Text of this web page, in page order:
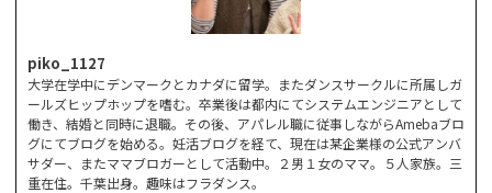
piko_1127
大学在学中にデンマークとカナダに留学。またダンスサークルに所属しガ
ールズヒップホップを嗜む。卒業後は都内にてシステムエンジニアとして
働き、結婚と同時に退職。その後、アパレル職に従事しながらAmebaブロ
グにてブログを始める。妊活ブログを経て、現在は某企業様の公式アンバ
サダー、またママブロガーとして活動中。２男１女のママ。５人家族。三
重在住。千葉出身。趣味はフラダンス。